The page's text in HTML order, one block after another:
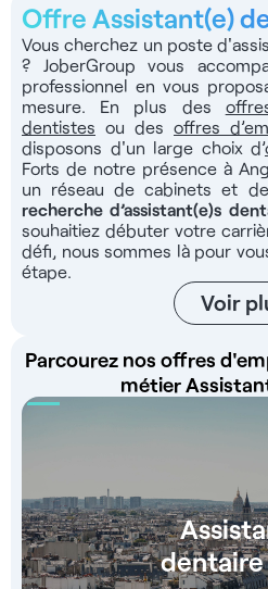
Offre Assistant(e)
Vous cherchez un poste
? JoberGroup vous
professionnel en vous
mesure. En plus des
dentistes ou des offres
disposons d'un large choix d’
Forts de notre présence à
un réseau de cabinets et
recherche d’assistant(e)s
souhaitiez débuter votre
défi, nous sommes là pour
étape.
Voir
Parcourez nos offres
métier
dentaire